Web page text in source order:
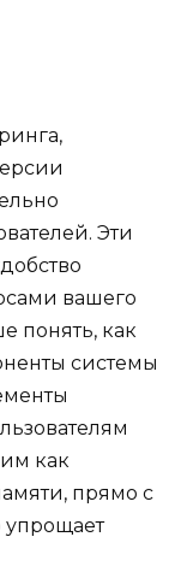
Эти
вашего
понять, как
системы
как
прямо с
упрощает